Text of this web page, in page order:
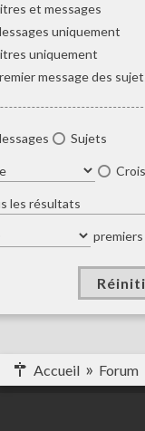
et messages
uniquement
uniquement
message des
Sujets
Accueil Forum